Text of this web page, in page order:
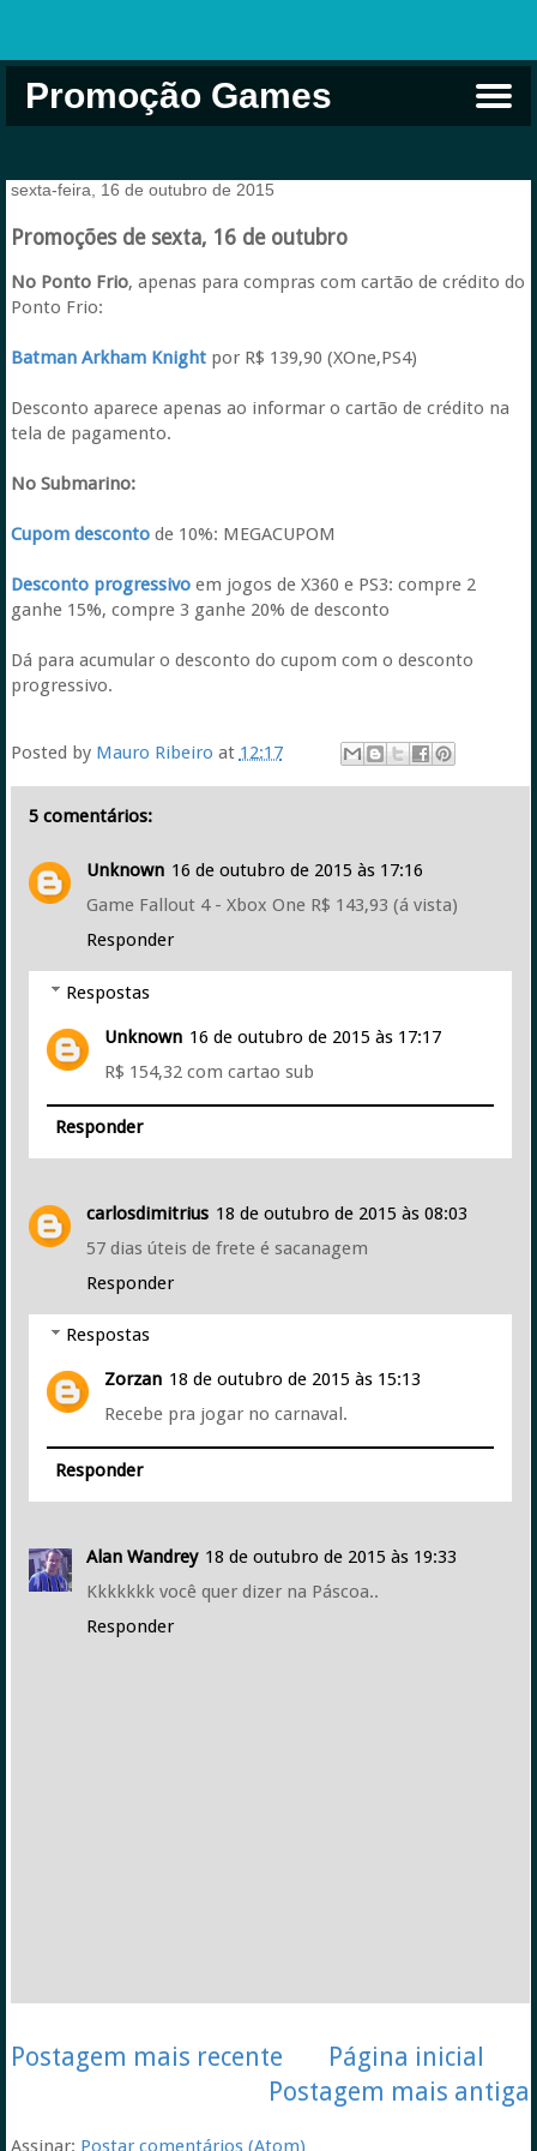
Promoção Games
sexta-feira, 16 de outubro de 2015
Promoções de sexta, 16 de outubro
No Ponto Frio, apenas para compras com cartão de crédito do
Ponto Frio:
Batman Arkham Knightpor R$ 139,90 (XOne,PS4)
Desconto aparece apenas ao informar o cartão de crédito na
tela de pagamento.
No Submarino:
Cupom descontode 10%: MEGACUPOM
Desconto progressivoem jogos de X360 e PS3: compre 2
ganhe 15%, compre 3 ganhe 20% de desconto
Dá para acumular o desconto do cupom com o desconto
progressivo.
Posted by Mauro Ribeiro at 12:17
5 comentários:
Unknown 16 de outubro de 2015 às 17:16
Game Fallout 4 - Xbox One R$ 143,93 (á vista)
Responder
Respostas
Unknown 16 de outubro de 2015 às 17:17
R$ 154,32 com cartao sub
Responder
carlosdimitrius 18 de outubro de 2015 às 08:03
57 dias úteis de frete é sacanagem
Responder
Respostas
Zorzan 18 de outubro de 2015 às 15:13
Recebe pra jogar no carnaval.
Responder
Alan Wandrey 18 de outubro de 2015 às 19:33
Kkkkkkk você quer dizer na Páscoa..
Responder
Postagem mais recente
Postagem mais antiga
Página inicial
Assinar: Postar comentários (Atom)